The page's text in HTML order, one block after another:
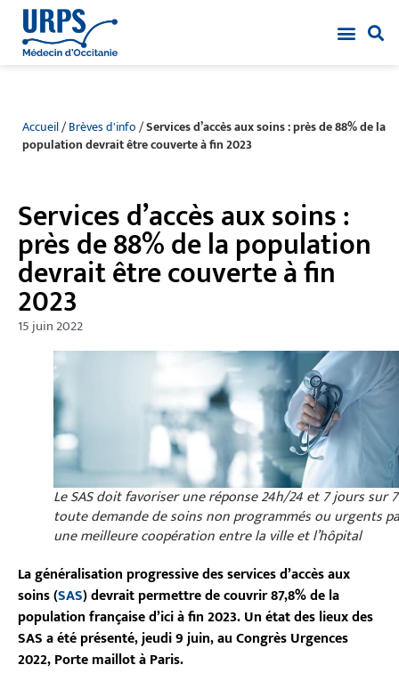
Accueil/Brèves d'info/Services d’accès aux soins : près de 88% de la
population devrait être couverte à fin 2023
Services d’accès aux soins :
près de 88% de la population
devrait être couverte à fin
2023
15 juin 2022
Le SAS doit favoriser une réponse 24h/24 et 7 jours sur
toute demande de soins non programmés ou urgents
une meilleure coopération entre la ville et l’hôpital
La généralisation progressive des services d’accès aux
soins (SAS) devrait permettre de couvrir 87,8% de la
population française d’ici à fin 2023. Un état des lieux des
SAS a été présenté, jeudi 9 juin, au Congrès Urgences
2022, Porte maillot à Paris.